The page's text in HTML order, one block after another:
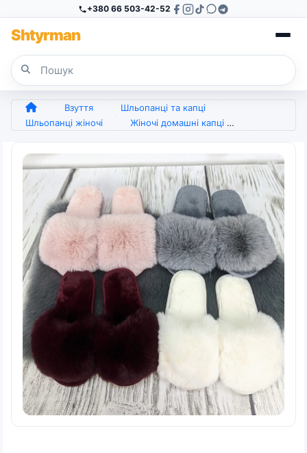
+380 66 503-42-52
Shtyrman
Взуття
Шльопанці та капці
Шльопанці жіночі
Жіночі домашні капці Пухнастики з еко-хутра Білі (арт. 7284)